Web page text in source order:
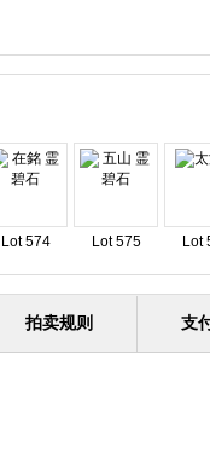
Lot 574 Lot 575 Lot
拍卖规则 支